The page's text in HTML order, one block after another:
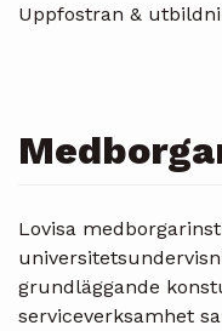
Uppfostran &
Lovisa
grundläggande
serviceverksamhet